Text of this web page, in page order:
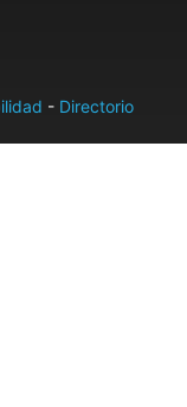
- Directorio